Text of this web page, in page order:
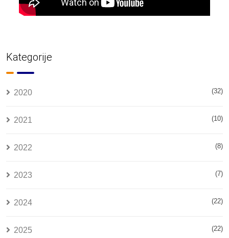
Kategorije
2020 (32)
2021 (10)
2022 (8)
2023 (7)
2024 (22)
2025 (22)